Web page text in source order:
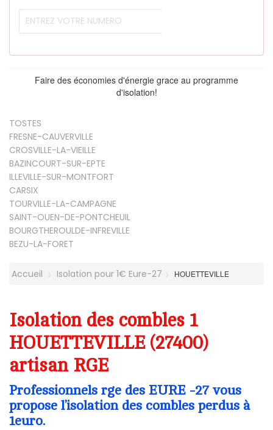
Faire des économies d'énergie grace au programme
d'isolation!
TOSTES
FRESNE-CAUVERVILLE
CROSVILLE-LA-VIEILLE
BAZINCOURT-SUR-EPTE
ILLEVILLE-SUR-MONTFORT
CARSIX
TOURVILLE-LA-CAMPAGNE
SAINT-OUEN-DE-PONTCHEUIL
BOURGTHEROULDE-INFREVILLE
BEZU-LA-FORET
Accueil Isolation pour 1€ Eure-27 HOUETTEVILLE
Isolation des combles 1
HOUETTEVILLE (27400)
artisan RGE
Professionnels rge des EURE -27 vous
propose l’isolation des combles perdus à
1euro.